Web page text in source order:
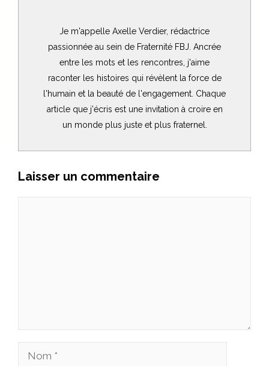
Je m'appelle Axelle Verdier, rédactrice
passionnée au sein de Fraternité FBJ. Ancrée
entre les mots et les rencontres, j'aime
raconter les histoires qui révèlent la force de
l'humain et la beauté de l'engagement. Chaque
article que j'écris est une invitation à croire en
un monde plus juste et plus fraternel.
Laisser un commentaire
Nom